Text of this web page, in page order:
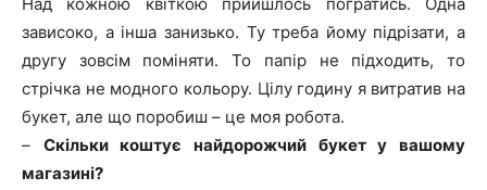
зависоко, а інша занизько. Ту треба йому підрізати, а
другу зовсім поміняти. То папір не підходить, то
стрічка не модного кольору. Цілу годину я витратив на
букет, але що поробиш – це моя робота.
– Скільки коштує найдорожчий букет у вашому
магазині?